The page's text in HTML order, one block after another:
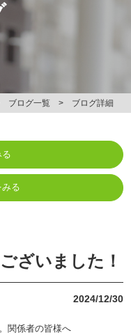
ブログ一覧 ブログ詳細
る
ざいました！
2024/12/30
関係者の皆様へ